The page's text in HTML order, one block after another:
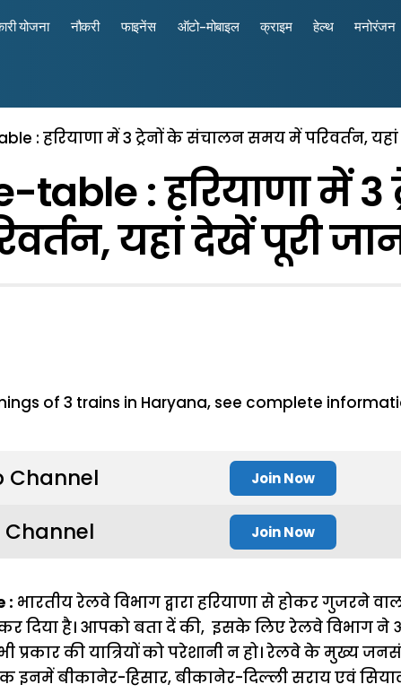
योजना नौकरी फाइनेंस ऑटो-मोबाइल क्राइम हेल्थ मनोरंजन
: हरियाणा में 3 ट्रेनों के संचालन समय में परिवर्तन,
: हरियाणा में 3
यहां देखें पूरी
Channel Join Now
Join Now
: भारतीय रेलवे विभाग द्वारा हरियाणा से होकर गुजरने
दिया है। आपको बता दें की, इसके लिए रेलवे विभाग ने
प्रकार की यात्रियों को परेशानी न हो। रेलवे के मुख्य
बीकानेर-हिसार, बीकानेर-दिल्ली सराय एवं